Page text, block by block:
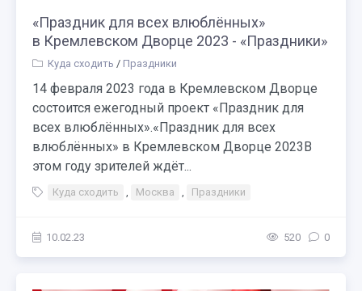
«Праздник для всех влюблённых»
в Кремлевском Дворце 2023 - «Праздники»
Куда сходить / Праздники
14 февраля 2023 года в Кремлевском Дворце
состоится ежегодный проект «Праздник для
всех влюблённых».«Праздник для всех
влюблённых» в Кремлевском Дворце 2023В
этом году зрителей ждёт...
Куда сходить , Москва , Праздники
10.02.23 520 0